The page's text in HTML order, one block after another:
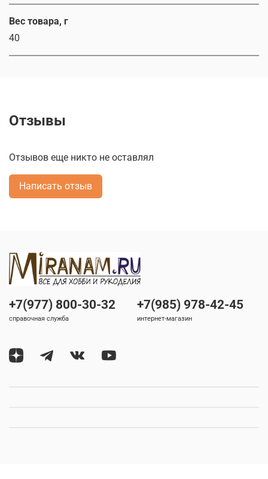
Вес товара, г
40
Отзывы
Отзывов еще никто не оставлял
Написать отзыв
+7(977) 800-30-32
справочная служба
+7(985) 978-42-45
интернет-магазин